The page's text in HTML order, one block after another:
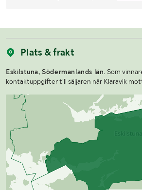
Plats & frakt
Eskilstuna, Södermanlands län. Som
kontaktuppgifter till säljaren när Klaravik